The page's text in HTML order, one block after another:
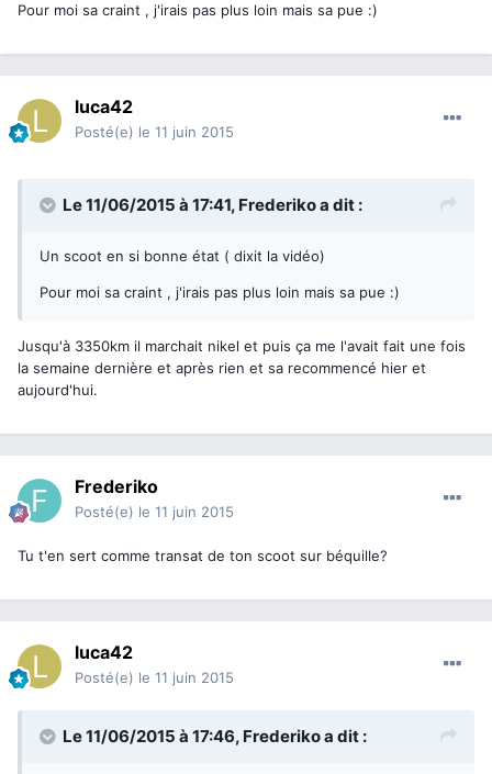
Pour moi sa craint , j'irais pas plus loin mais sa pue :)
luca42
Posté(e) le 11 juin 2015
Le 11/06/2015 à 17:41, Frederiko a dit :
Un scoot en si bonne état ( dixit la vidéo)
Pour moi sa craint , j'irais pas plus loin mais sa pue :)
Jusqu'à 3350km il marchait nikel et puis ça me l'avait fait une fois
la semaine dernière et après rien et sa recommencé hier et
aujourd'hui.
Frederiko
Posté(e) le 11 juin 2015
Tu t'en sert comme transat de ton scoot sur béquille?
luca42
Posté(e) le 11 juin 2015
Le 11/06/2015 à 17:46, Frederiko a dit :